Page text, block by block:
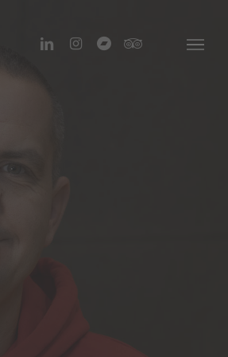
linkedininstagram
bandcamptripadvisor
Menu